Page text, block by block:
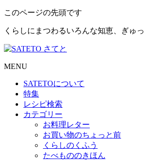
このページの先頭です
くらしにまつわるいろんな知恵、ぎゅ
MENU
SATETOについて
特集
レシピ検索
カテゴリー
お料理レター
お買い物のちょっと前
くらしのくふう
たべもののきほん